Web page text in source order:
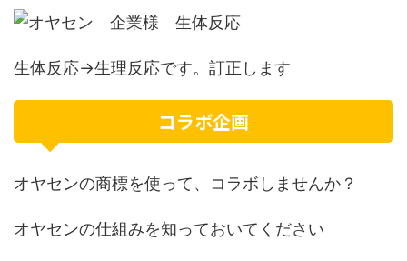
生体反応→生理反応です。訂正します
コラボ企画
オヤセンの商標を使って、コラボしませんか？
オヤセンの仕組みを知っておいてください